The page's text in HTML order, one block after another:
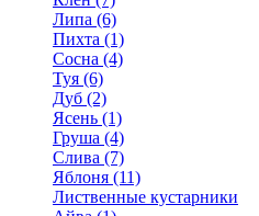
Липа (6)
Пихта (1)
Сосна (4)
Туя (6)
Дуб (2)
Ясень (1)
Груша (4)
Слива (7)
Яблоня (11)
Лиственные кустарники